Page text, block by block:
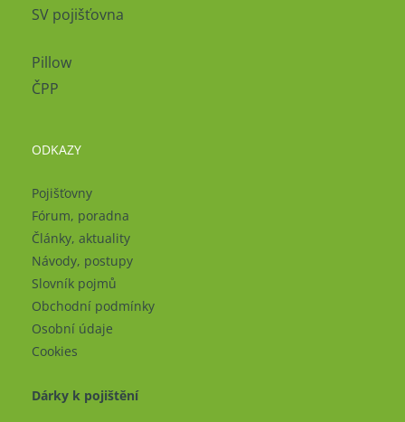
SV pojišťovna
Pillow
ČPP
ODKAZY
Pojišťovny
Fórum, poradna
Články, aktuality
Návody, postupy
Slovník pojmů
Obchodní podmínky
Osobní údaje
Cookies
Dárky k pojištění